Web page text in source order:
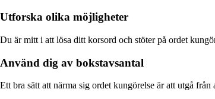
Utforska olika möjligheter
Du är mitt i att lösa ditt korsord och stöter på ordet
Använd dig av bokstavsantal
Ett bra sätt att närma sig ordet kungörelse är att utgå